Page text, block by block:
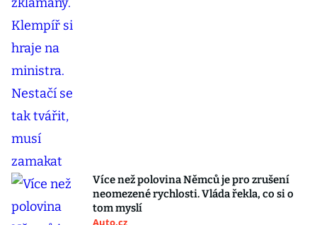
Více než polovina Němců je pro zrušení
neomezené rychlosti. Vláda řekla, co si o
tom myslí
Auto.cz